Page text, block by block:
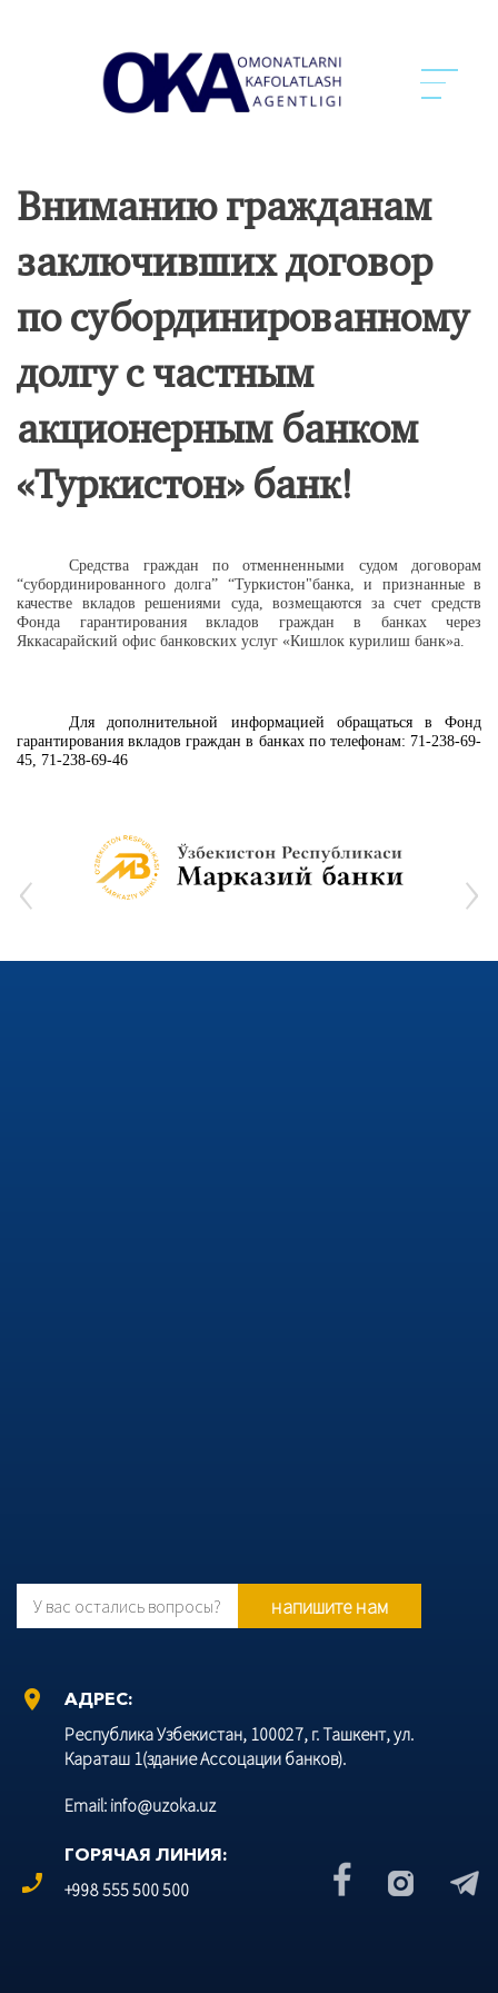
Вниманию гражданам
заключивших договор
по субординированному
долгу с частным
акционерным банком
«Туркистон» банк!
Средства граждан поотменненными судомдоговорам
“субординированного долга” “Туркистон"банка, и признанные в
качестве вкладов решениями суда, возмещаются за счет средств
Фонда гарантирования вкладов граждан в банках через
Яккасарайский офис банковских услуг «Кишлок курилиш банк»а.
Для дополнительной информацией обращаться в Фонд
гарантирования вкладов граждан в банках по телефонам: 71-238-69-
45, 71-238-69-46
‹ ›
У вас остались вопросы? напишите нам
location_on
АДРЕС:
Республика Узбекистан, 100027, г. Ташкент, ул.
Караташ 1(здание Ассоцации банков).
Email: info@uzoka.uz
phone_enabled
ГОРЯЧАЯ ЛИНИЯ:
+998 555 500 500